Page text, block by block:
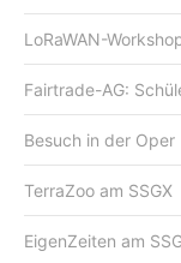
LoRaWAN-
Fairtrade-AG:
Besuch in der Oper
TerraZoo am SSGX
EigenZeiten am